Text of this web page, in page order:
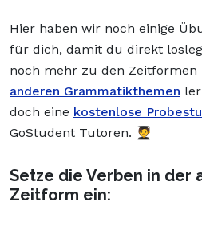
Hier haben wir noch einige
für dich, damit du direkt
noch mehr zu den Zeitformen
anderen Grammatikthemen
doch eine kostenlose
GoStudent Tutoren. 🧑‍🎓
Setze die Verben in der
Zeitform ein: